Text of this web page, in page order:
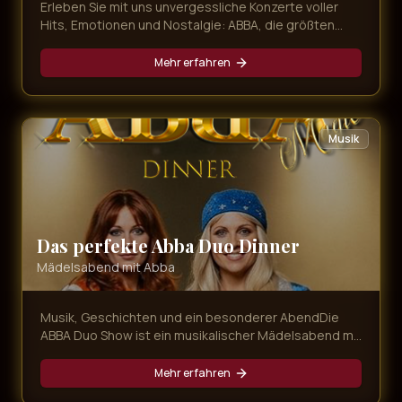
Erleben Sie mit uns unvergessliche Konzerte voller
Hits, Emotionen und Nostalgie: ABBA, die größten
energiegeladen und immer nah am Publikum.
Mehr erfahren
Musik
Das perfekte Abba Duo Dinner
Mädelsabend mit Abba
Musik, Geschichten und ein besonderer AbendDie
ABBA Duo Show ist ein musikalischer Mädelsabend mit
Songs, persönliche Geschichten und gemeinsame
Momente aufeinandertreffen. Magic Concerts
Mehr erfahren